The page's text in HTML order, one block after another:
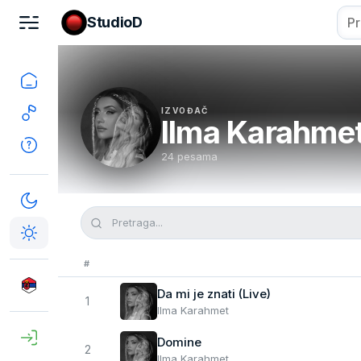
StudioD
IZVOĐAČ
Ilma
24 pesama
#
1 Da mi je znati (Live)
Ilma Karahmet
2 Domine
Ilma Karahmet